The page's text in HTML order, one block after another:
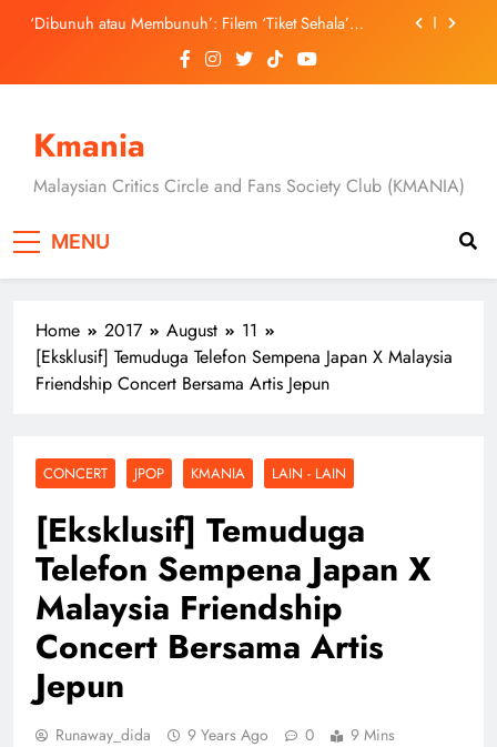
September Ini
‘Dibunuh atau Membunuh’: Filem ‘Tiket Sehala’
Jung Hae In dan Ha Young Terjerat Dalam Cinta,
Pembohongan dan Buruan Ketua Sindiket Jenayah di
SEUNGKWAN dan DINO SEVENTEEN
Duta Global Antarabangsa iQIYI, Cheng Lei Bakal
Buat Penampilan Istimewa di Kuala Lumpur
September Ini
Satukan Empat Negara Asia
Kmania
Malaysian Critics Circle and Fans Society Club (KMANIA)
MENU
Home 2017 August
11
[Eksklusif] Temuduga Telefon Sempena Japan X Malaysia
Friendship Concert Bersama Artis Jepun
CONCERT JPOP KMANIA LAIN - LAIN
[Eksklusif] Temuduga
Telefon Sempena Japan X
Malaysia Friendship
Concert Bersama Artis
Jepun
Runaway_dida 9 Years Ago 0 9 Mins